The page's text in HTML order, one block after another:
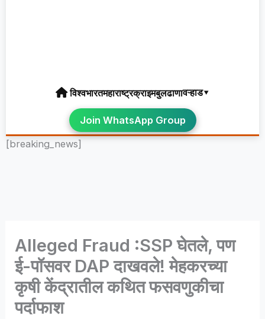
विश्वभारतमहाराष्ट्रक्राइमबुलढाणावऱ्हाड▾
Join WhatsApp Group
[breaking_news]
Alleged Fraud :SSP घेतले, पण
ई-पॉसवर DAP दाखवले! मेहकरच्या
कृषी केंद्रातील कथित फसवणुकीचा
पर्दाफाश